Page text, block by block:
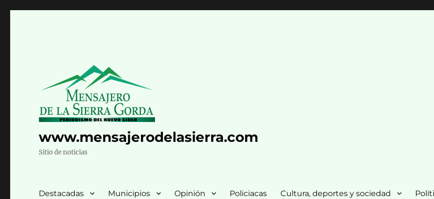
www.mensajerodelasierra.com
Sitio de noticias
Destacadas Municipios Opinión Policiacas Cultura, deportes y sociedad